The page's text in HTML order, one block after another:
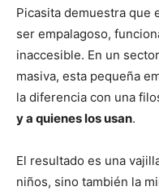
Picasita demuestra que
ser empalagoso,
inaccesible. En un
masiva, esta pequeña
la diferencia con una
y a quienes los usan.
El resultado es una
niños, sino también la